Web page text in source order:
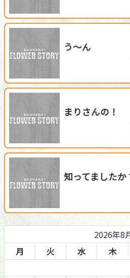
う～ん
まりさんの！
知ってましたか
2026年8
月
火 水 木